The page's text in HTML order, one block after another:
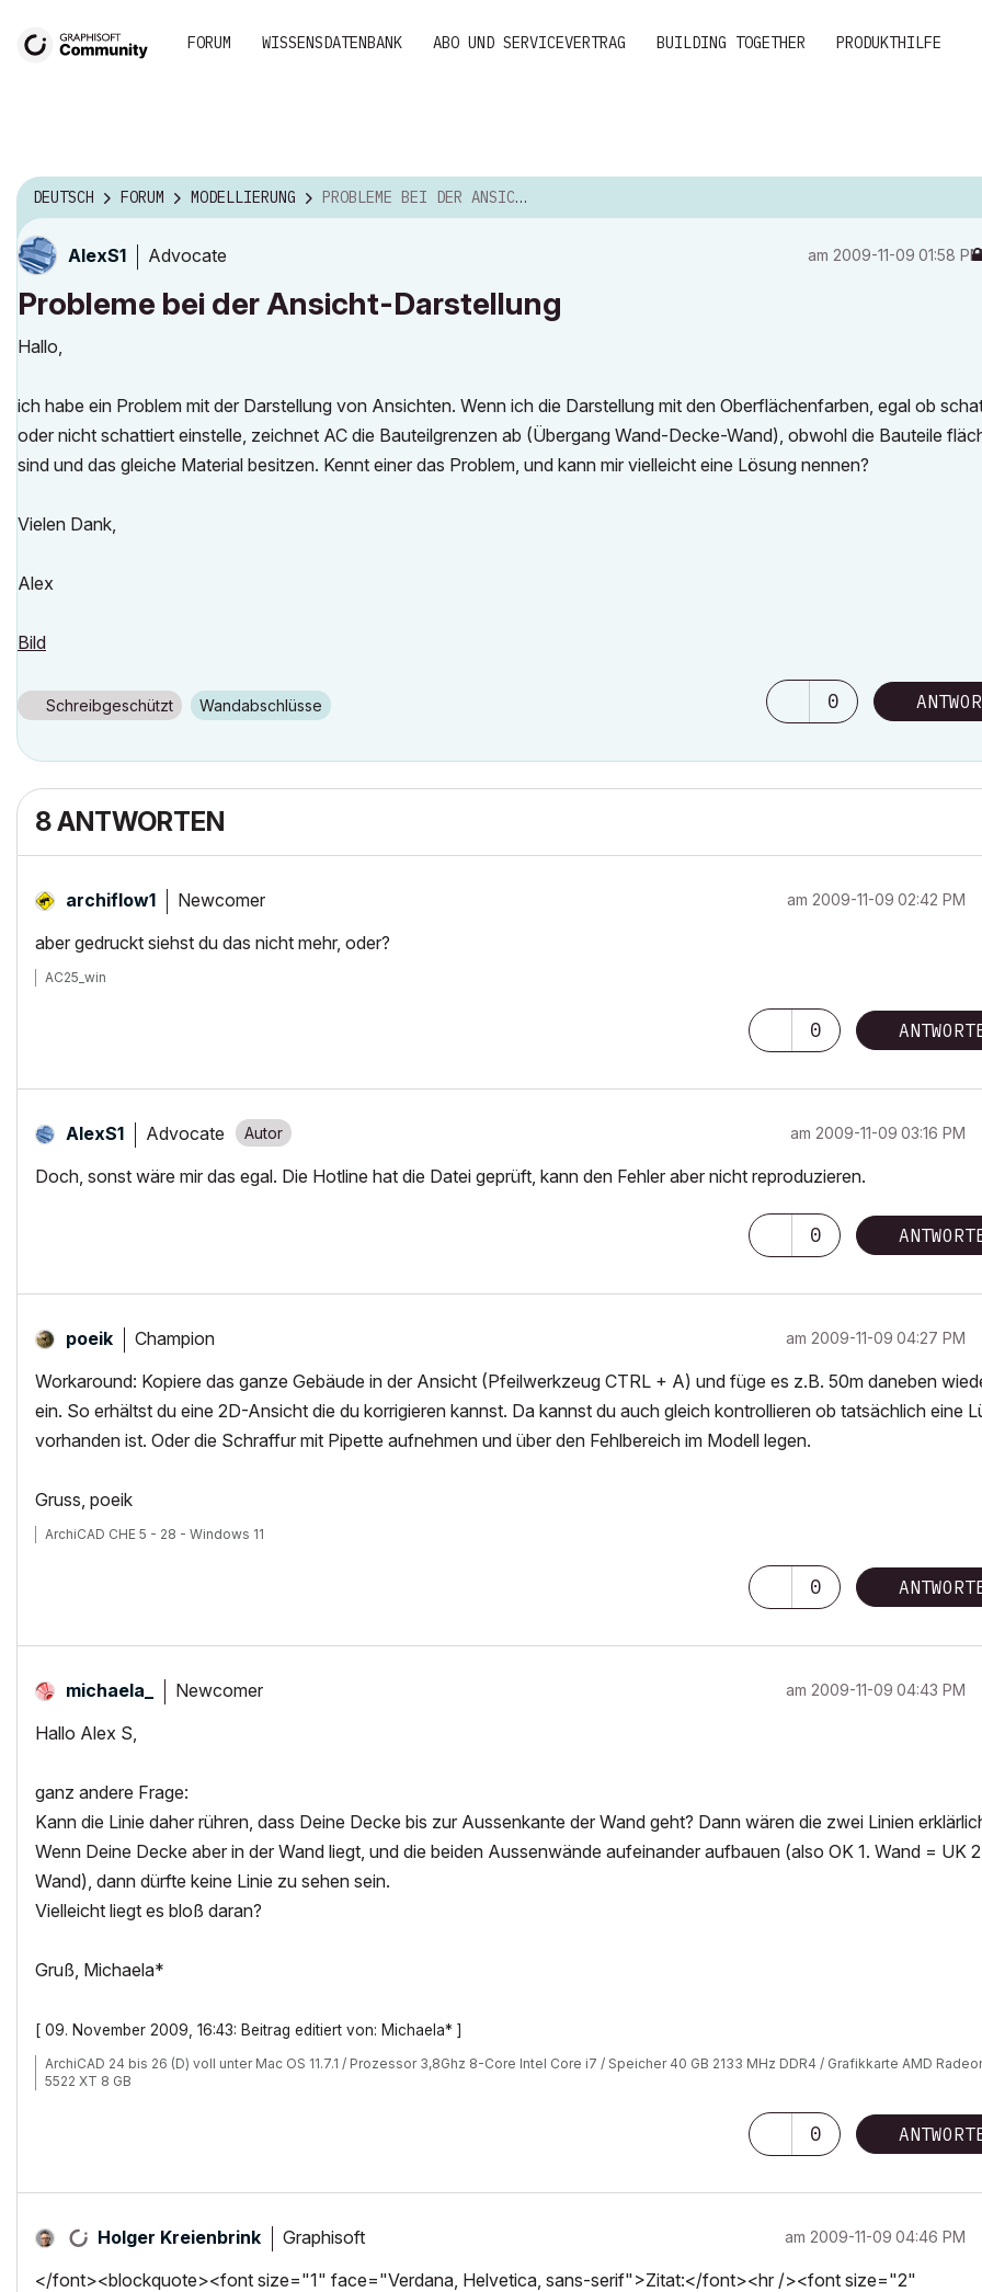
FORUM WISSENSDATENBANK ABO UND SERVICEVERTRAG BUILDING TOGETHER PRODUKTHILFE
DEUTSCH FORUM MODELLIERUNG PROBLEME BEI DER ANSICHT-DARSTELLUNG
AlexS1 Advocate am ‎2009-11-09 01:58 PM
Probleme bei der Ansicht-Darstellung
Hallo,
ich habe ein Problem mit der Darstellung von Ansichten. Wenn ich die Darstellung mit den Oberflächenfarben, egal ob
oder nicht schattiert einstelle, zeichnet AC die Bauteilgrenzen ab (Übergang Wand-Decke-Wand), obwohl die Bauteile
sind und das gleiche Material besitzen. Kennt einer das Problem, und kann mir vielleicht eine Lösung nennen?
Vielen Dank,
Alex
Bild
Schreibgeschützt Wandabschlüsse 0
8 ANTWORTEN
archiflow1 Newcomer am ‎2009-11-09 02:42 PM
aber gedruckt siehst du das nicht mehr, oder?
AC25_win
0
AlexS1 Advocate am ‎2009-11-09 03:16 PM
Doch, sonst wäre mir das egal. Die Hotline hat die Datei geprüft, kann den Fehler aber nicht reproduzieren.
0
poeik Champion am ‎2009-11-09 04:27 PM
Workaround: Kopiere das ganze Gebäude in der Ansicht (Pfeilwerkzeug CTRL + A) und füge es z.B. 50m daneben
ein. So erhältst du eine 2D-Ansicht die du korrigieren kannst. Da kannst du auch gleich kontrollieren ob tatsächlich eine
vorhanden ist. Oder die Schraffur mit Pipette aufnehmen und über den Fehlbereich im Modell legen.
Gruss, poeik
ArchiCAD CHE 5 - 28 - Windows 11
0
michaela_ Newcomer am ‎2009-11-09 04:43 PM
Hallo Alex S,
ganz andere Frage:
Kann die Linie daher rühren, dass Deine Decke bis zur Aussenkante der Wand geht? Dann wären die zwei Linien
Wenn Deine Decke aber in der Wand liegt, und die beiden Aussenwände aufeinander aufbauen (also OK 1. Wand = UK
Wand), dann dürfte keine Linie zu sehen sein.
Vielleicht liegt es bloß daran?
Gruß, Michaela*
[ 09. November 2009, 16:43: Beitrag editiert von: Michaela* ]
ArchiCAD 24 bis 26 (D) voll unter Mac OS 11.7.1 / Prozessor 3,8Ghz 8-Core Intel Core i7 / Speicher 40 GB 2133 MHz DDR4 / Grafikkarte AMD
5522 XT 8 GB
0
Holger Kreienbrink Graphisoft am ‎2009-11-09 04:46 PM
</font><blockquote><font size="1" face="Verdana, Helvetica, sans-serif">Zitat:</font><hr /><font size="2"